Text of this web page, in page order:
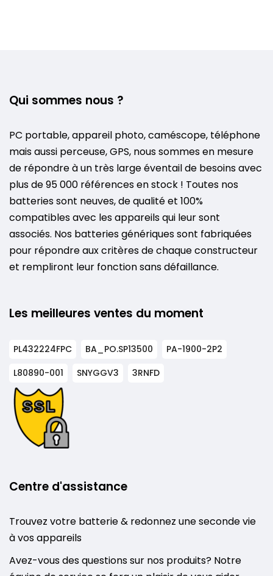
Qui sommes nous ?
PC portable, appareil photo, caméscope, téléphone
mais aussi perceuse, GPS, nous sommes en mesure
de répondre à un très large éventail de besoins avec
plus de 95 000 références en stock ! Toutes nos
batteries sont neuves, de qualité et 100%
compatibles avec les appareils qui leur sont
associés. Nos batteries génériques sont fabriquées
pour répondre aux critères de chaque constructeur
et rempliront leur fonction sans défaillance.
Les meilleures ventes du moment
PL432224FPC BA_PO.SP13500
PA-1900-2P2
L80890-001
SNYGGV3 3RNFD
Centre d'assistance
Trouvez votre batterie & redonnez une seconde vie
à vos appareils
Avez-vous des questions sur nos produits? Notre